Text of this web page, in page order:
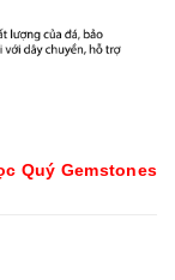
Quý Gemstones